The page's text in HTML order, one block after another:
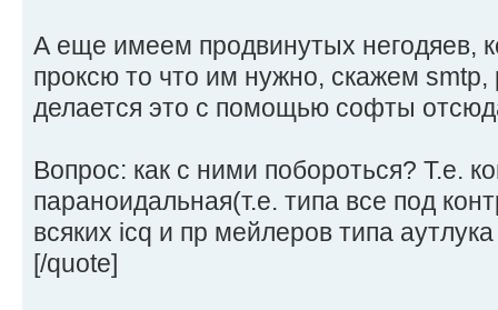
А еще имеем продвинутых негодяев,
проксю то что им нужно, скажем smtp,
делается это с помощью софты
Вопрос: как с ними побороться? Т.е.
параноидальная(т.е. типа все под
всяких icq и пр мейлеров типа
[/quote]